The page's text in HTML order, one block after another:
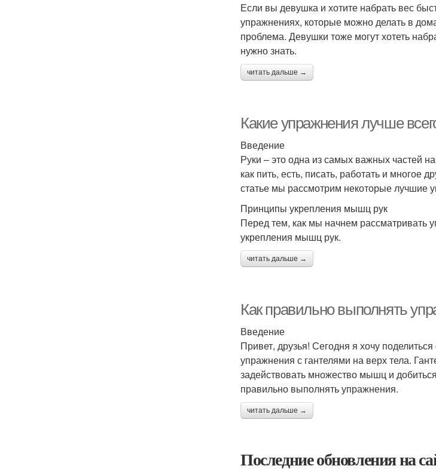
Если вы девушка и хотите набрать вес
упражнениях, которые можно делать в
проблема. Девушки тоже могут хотеть
нужно знать.
читать дальше →
Какие упражнения лучше
Введение
Руки – это одна из самых важных частей
как пить, есть, писать, работать и многое
статье мы рассмотрим некоторые лучшие
Принципы укрепления мышц рук
Перед тем, как мы начнем рассматривать
укрепления мышц рук.
читать дальше →
Как правильно выполнять
Введение
Привет, друзья! Сегодня я хочу
упражнения с гантелями на верх тела.
задействовать множество мышц и
правильно выполнять упражнения.
читать дальше →
Последние обновления на